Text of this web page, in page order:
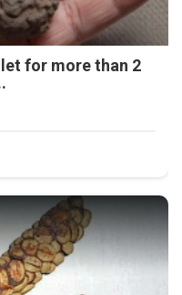
for more than 2